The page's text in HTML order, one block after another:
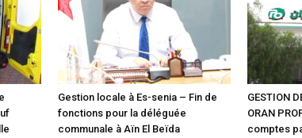
Gestion locale à Es-senia – Fin de
fonctions pour la déléguée
communale à Aïn El Beïda
GESTION
ORAN
comptes